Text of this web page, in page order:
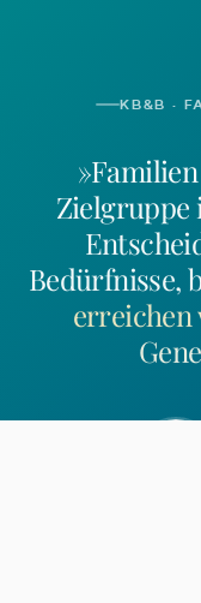
KB&B ·
Zielgruppe
Bedürfnisse,
erreichen